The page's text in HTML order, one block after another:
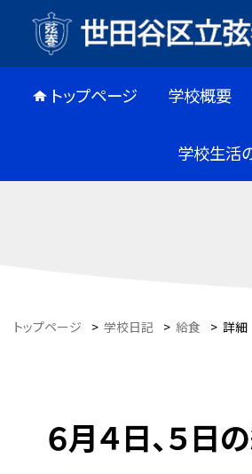
トップページ 学校概要
学校生活
トップページ > 学校日記 > 給食 > 詳細
６月４日、５日